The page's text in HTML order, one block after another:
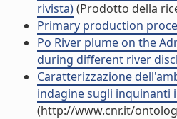
rivista)(Prodotto della
Primary production
Po River plume on the
during different river
Caratterizzazione
indagine sugli inquinanti
(http://www.cnr.it/